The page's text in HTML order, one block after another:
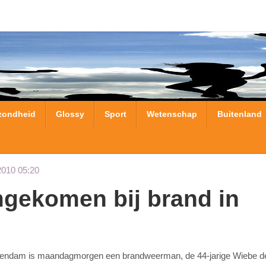
Glossy Sport Wetenschap Buitenland
05:20
is maandagmorgen een brandweerman, de 44-jarige Wiebe